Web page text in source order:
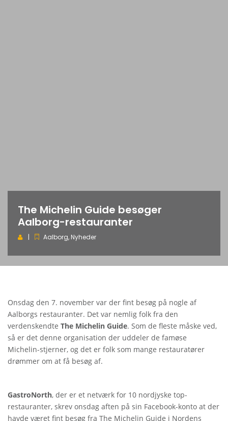
The Michelin Guide besøger
Aalborg-restauranter
Aalborg, Nyheder
Onsdag den 7. november var der fint besøg på nogle af
Aalborgs restauranter. Det var nemlig folk fra den
verdenskendte The Michelin Guide. Som de fleste måske ved,
så er det denne organisation der uddeler de famøse
Michelin-stjerner, og det er folk som mange restauratører
drømmer om at få besøg af.
GastroNorth, der er et netværk for 10 nordjyske top-
restauranter, skrev onsdag aften på sin Facebook-konto at der
havde været fint besøg fra The Michelin Guide i Nordens